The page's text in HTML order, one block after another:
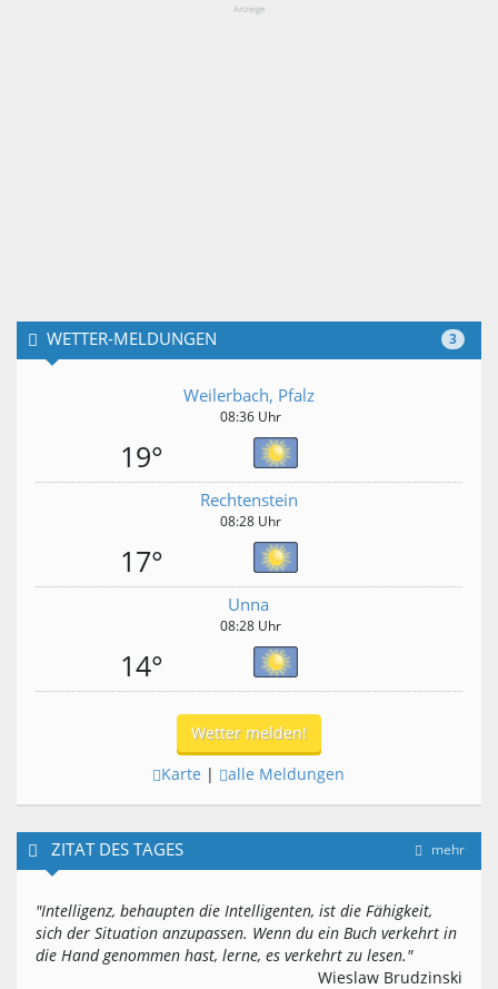
Anzeige
3
WETTER-MELDUNGEN
Weilerbach, Pfalz
08:36 Uhr
19°
Rechtenstein
08:28 Uhr
17°
Unna
08:28 Uhr
14°
Wetter melden!
Karte | alle Meldungen
mehr
ZITAT DES TAGES
"Intelligenz, behaupten die Intelligenten, ist die Fähigkeit,
sich der Situation anzupassen. Wenn du ein Buch verkehrt in
die Hand genommen hast, lerne, es verkehrt zu lesen."
Wieslaw Brudzinski